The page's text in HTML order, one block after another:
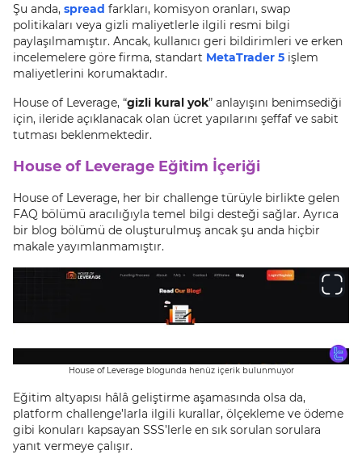
Şu anda, spread farkları, komisyon oranları, swap
politikaları veya gizli maliyetlerle ilgili resmi bilgi
paylaşılmamıştır. Ancak, kullanıcı geri bildirimleri ve erken
incelemelere göre firma, standart MetaTrader 5 işlem
maliyetlerini korumaktadır.
House of Leverage, “gizli kural yok” anlayışını benimsediği
için, ileride açıklanacak olan ücret yapılarını şeffaf ve sabit
tutması beklenmektedir.
House of Leverage Eğitim İçeriği
House of Leverage, her bir challenge türüyle birlikte gelen
FAQ bölümü aracılığıyla temel bilgi desteği sağlar. Ayrıca
bir blog bölümü de oluşturulmuş ancak şu anda hiçbir
makale yayımlanmamıştır.
House of Leverage blogunda henüz içerik bulunmuyor
Eğitim altyapısı hâlâ geliştirme aşamasında olsa da,
platform challenge’larla ilgili kurallar, ölçekleme ve ödeme
gibi konuları kapsayan SSS’lerle en sık sorulan sorulara
yanıt vermeye çalışır.